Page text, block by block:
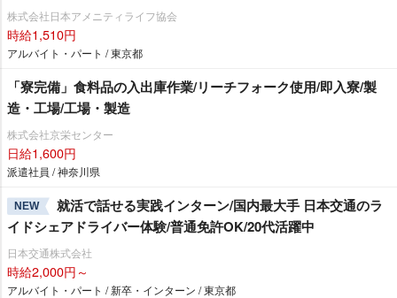
株式会社日本アメニティライフ協会
時給1,510円
アルバイト・パート / 東京都
「寮完備」食料品の入出庫作業/リーチフォーク使用/即入寮/製
造・工場/工場・製造
株式会社京栄センター
日給1,600円
派遣社員 / 神奈川県
NEW
就活で話せる実践インターン/国内最大手 日本交通のラ
イドシェアドライバー体験/普通免許OK/20代活躍中
日本交通株式会社
時給2,000円～
アルバイト・パート / 新卒・インターン / 東京都